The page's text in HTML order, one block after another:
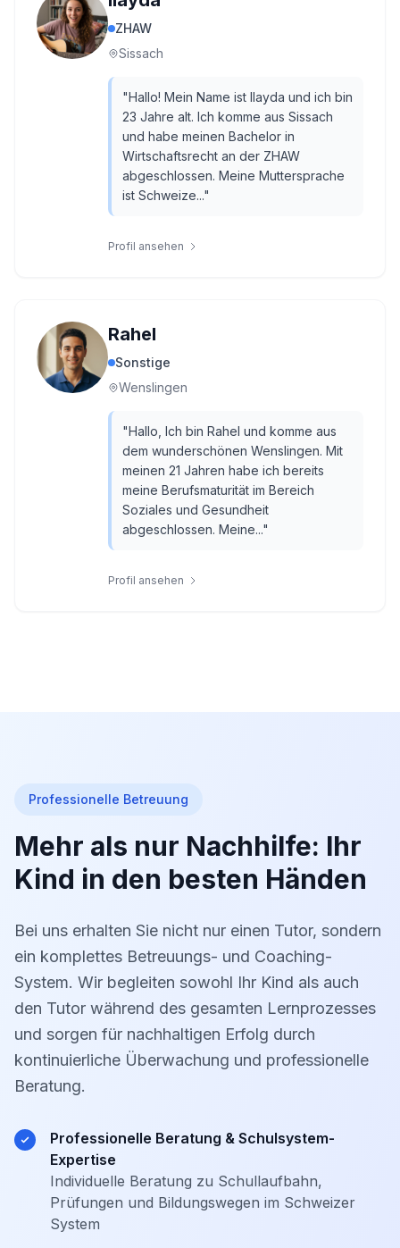
ZHAW
Sissach
"Hallo! Mein Name ist Ilayda und ich bin
23 Jahre alt. Ich komme aus Sissach
und habe meinen Bachelor in
Wirtschaftsrecht an der ZHAW
abgeschlossen. Meine Muttersprache
ist Schweize..."
Profil ansehen
Rahel
Sonstige
Wenslingen
"Hallo, Ich bin Rahel und komme aus
dem wunderschönen Wenslingen. Mit
meinen 21 Jahren habe ich bereits
meine Berufsmaturität im Bereich
Soziales und Gesundheit
abgeschlossen. Meine..."
Profil ansehen
Professionelle Betreuung
Mehr als nur Nachhilfe: Ihr
Kind in den besten Händen
Bei uns erhalten Sie nicht nur einen Tutor, sondern
ein komplettes Betreuungs- und Coaching-
System. Wir begleiten sowohl Ihr Kind als auch
den Tutor während des gesamten Lernprozesses
und sorgen für nachhaltigen Erfolg durch
kontinuierliche Überwachung und professionelle
Beratung.
Professionelle Beratung & Schulsystem-
Expertise
Individuelle Beratung zu Schullaufbahn,
Prüfungen und Bildungswegen im Schweizer
System